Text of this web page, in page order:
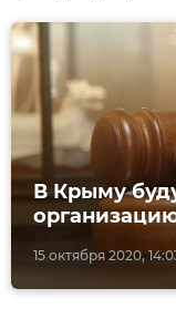
15 октября 2020,
В Крыму